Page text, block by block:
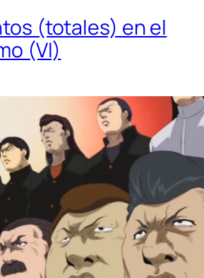
(totales) en el
(VI)